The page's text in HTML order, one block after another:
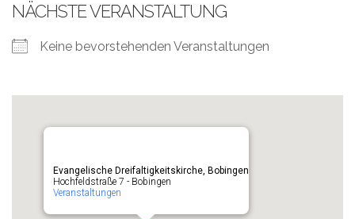
NÄCHSTE VERANSTALTUNG
Keine bevorstehenden Veranstaltungen
Evangelische Dreifaltigkeitskirche, Bobingen
Hochfeldstraße 7 - Bobingen
Veranstaltungen